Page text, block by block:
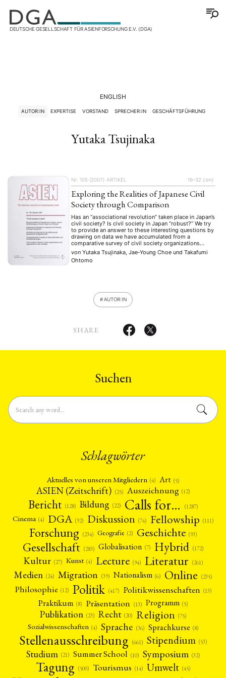
DEUTSCHE GESELLSCHAFT FÜR ASIENFORSCHUNG E.V. (DGA)
ENGLISH
AUTOR:IN EXPERTISE VORSTAND SPRECHER:IN GESCHÄFTSFÜHRUNG
Yutaka Tsujinaka
Nr. 105 (2007) ARTIKEL 16–32 {:en}
Exploring the Realities of Japanese Civil
Society through Comparison
Has an “associational revolution” taken place in Japan’s
civil society? Is civil society in Japan “robust?” We try
to provide an answer to these interesting questions by
drawing on data we have accumulated from a
comparative survey of civil society organizations
conducted between 1997 and 2007 in ten countries,
including Japan, South Korea, the United …
von Yutaka Tsujinaka, Jae-Young Choeund Takafumi
Ohtomo
AUTOR:IN
SHARE
Suchen
Schlagwörter
Aktuelles von unseren Mitgliedern (4) Art (5)
ASIEN (Zeitschrift) (25) Auszeichnung (12)
Bericht (128) Bildung (22) Calls for… (1287)
Cinema (4) DGA (92) Diskussion (74) Fellowship (111)
Forschung (234) Geografie (2) Geschichte (93)
Gesellschaft (283) Globalisation (7) Hybrid (172)
Kultur (27) Kunst (4) Lecture (94) Literatur (261)
Medien (24) Migration (39) Nationalism (6) Online (235)
Philosophie (12) Politik (417) Politikwissenschaften (13)
Praktikum (8) Präsentation (13) Programm (5)
Publikation (23) Recht (20) Religion (75)
Sozialwissenschaften (4) Sprache (36) Sprachkurse (8)
Stellenausschreibung (661) Stipendium (53)
Studium (21) Summer School (10) Symposium (32)
Tagung (500) Tourismus (14) Umwelt (45)